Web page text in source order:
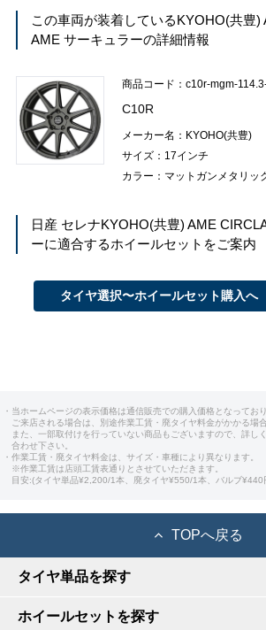
この車両が装着しているKYOHO(共豊)
AME サーキュラーの詳細情報
商品コード：c10r-mgm-
C10R
メーカー名：KYOHO(共豊)
サイズ：17インチ
カラー：マットガンメタリッ
日産 セレナKYOHO(共豊) AME
ーに適合するホイールセットをご案内
タイヤ選択〜ホイールセット購入へ
・当ホームページの表示価格は通信販売での購入価格となっており
ご来店される場合は、別途作業工賃・廃タイヤ料金がかかる場
また、一部取付けを行っていない商品もございますので、詳し
合わせ下さい。
・作業工賃・廃タイヤ料金は、サイズ・車種により異なります。
※作業工賃は店頭工賃表通りとさせていただきます。
目安:(タイヤ単品¥2,200/1本、廃タイヤ¥550/1本、バルブ¥440
TOPへ戻る
タイヤ単品を探す
ホイールセットを探す